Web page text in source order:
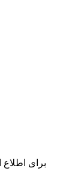
برای اطلاع